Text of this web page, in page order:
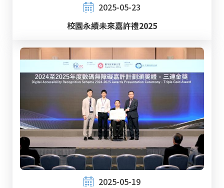
2025-05-23
校園永續未來嘉許禮2025
2025-05-19